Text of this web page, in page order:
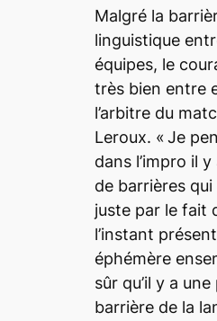
Malgré la
linguistique
équipes, le
très bien entre
l’arbitre du
Leroux. «Je
dans l’impro il
de barrières
juste par le fait
l’instant
éphémère
sûr qu’il y a
barrière de la